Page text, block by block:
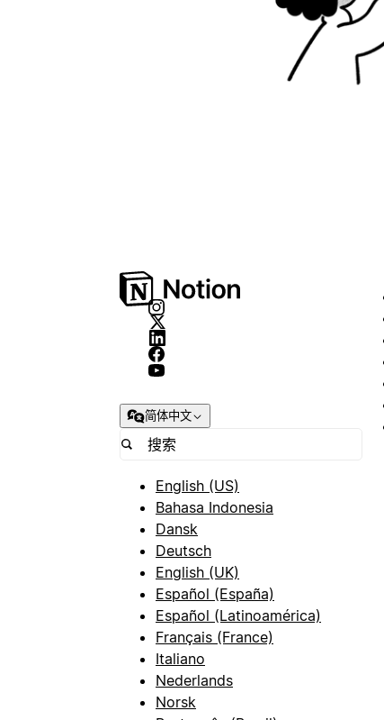
简体中文
English (US)
Bahasa Indonesia
Dansk
Deutsch
English (UK)
Español (España)
Español (Latinoamérica)
Français (France)
Italiano
Nederlands
Norsk